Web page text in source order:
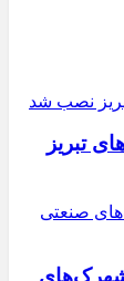
تبریز
شهرک‌های